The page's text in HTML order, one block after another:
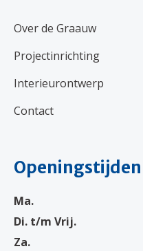
Over de Graauw
Projectinrichting
Interieurontwerp
Contact
Openingstijden
Ma.
Di. t/m Vrij.
Za.